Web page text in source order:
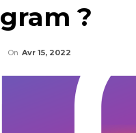
?
On Avr 15, 2022